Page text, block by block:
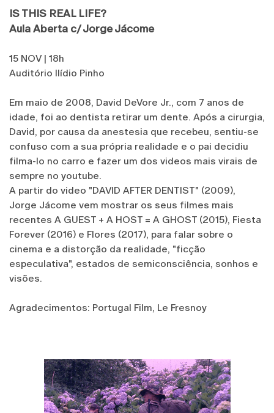
IS THIS REAL LIFE?
Aula Aberta c/ Jorge Jácome
15 NOV | 18h
Auditório Ilídio Pinho
Em maio de 2008, David DeVore Jr., com 7 anos de
idade, foi ao dentista retirar um dente. Após a cirurgia,
David, por causa da anestesia que recebeu, sentiu-se
confuso com a sua própria realidade e o pai decidiu
filma-lo no carro e fazer um dos videos mais virais de
sempre no youtube.
A partir do video "DAVID AFTER DENTIST" (2009),
Jorge Jácome vem mostrar os seus filmes mais
recentes A GUEST + A HOST = A GHOST (2015), Fiesta
Forever (2016) e Flores (2017), para falar sobre o
cinema e a distorção da realidade, "ficção
especulativa", estados de semiconsciência, sonhos e
visões.
Agradecimentos: Portugal Film, Le Fresnoy